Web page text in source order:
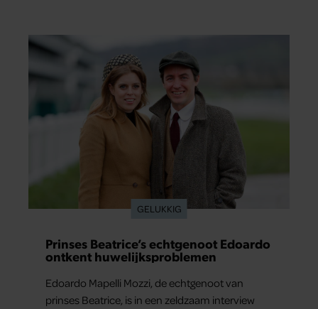
verder van zijn gevoel verwijderd raakte.
GELUKKIG
Prinses Beatrice’s echtgenoot Edoardo
ontkent huwelijksproblemen
Edoardo Mapelli Mozzi, de echtgenoot van
prinses Beatrice, is in een zeldzaam interview